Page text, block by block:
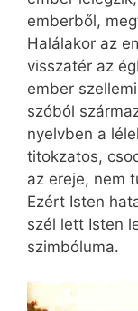
emberből,
Halálakor az
visszatér az
ember
szóból
nyelvben a
titokzatos,
az ereje, nem
Ezért Isten
szél lett Isten
szimbóluma.